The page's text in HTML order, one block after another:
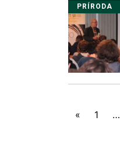
PRÍRODA
« 1 …